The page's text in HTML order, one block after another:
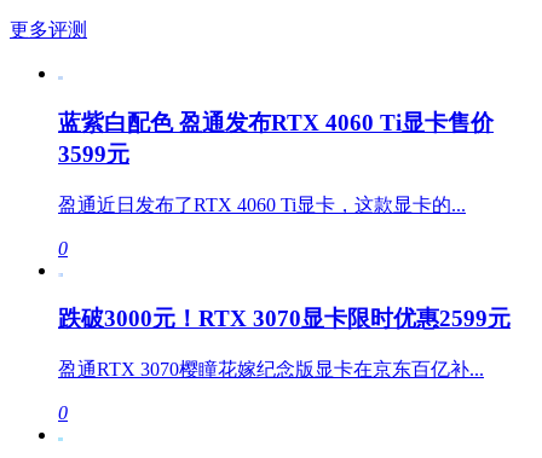
更多评测
蓝紫白配色 盈通发布RTX 4060 Ti显卡售价
3599元
盈通近日发布了RTX 4060 Ti显卡，这款显卡的...
0
跌破3000元！RTX 3070显卡限时优惠2599元
盈通RTX 3070樱瞳花嫁纪念版显卡在京东百亿补...
0